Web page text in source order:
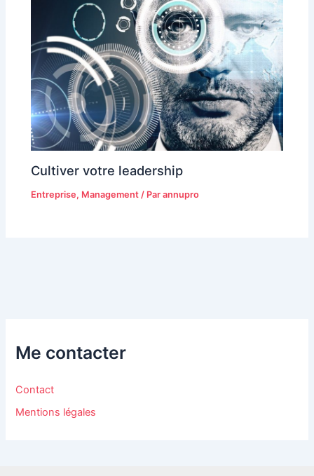
Cultiver votre leadership
Entreprise, Management / Parannupro
Me contacter
Contact
Mentions légales